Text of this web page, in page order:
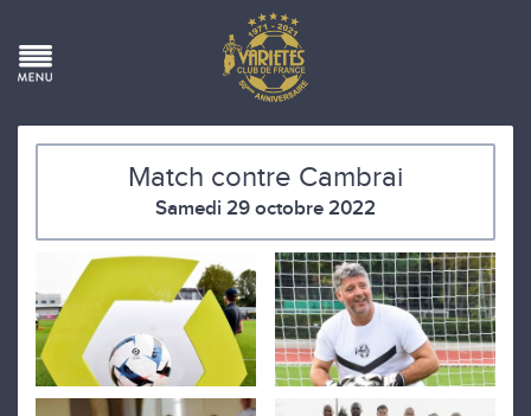
Match contre Cambrai
Samedi 29 octobre 2022